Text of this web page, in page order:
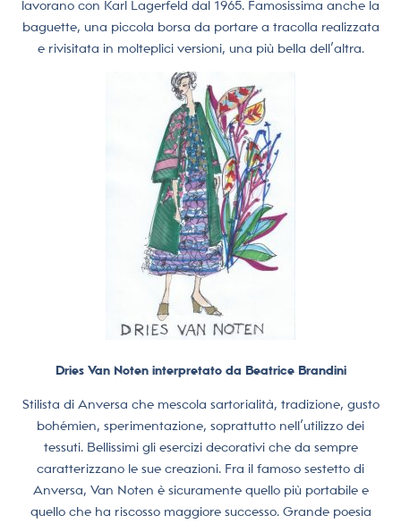
lavorano con Karl Lagerfeld dal 1965. Famosissima anche la
baguette, una piccola borsa da portare a tracolla realizzata
e rivisitata in molteplici versioni, una più bella dell’altra.
Dries Van Noten interpretato da Beatrice Brandini
Stilista di Anversa che mescola sartorialità, tradizione, gusto
bohémien, sperimentazione, soprattutto nell’utilizzo dei
tessuti. Bellissimi gli esercizi decorativi che da sempre
caratterizzano le sue creazioni. Fra il famoso sestetto di
Anversa, Van Noten è sicuramente quello più portabile e
quello che ha riscosso maggiore successo. Grande poesia